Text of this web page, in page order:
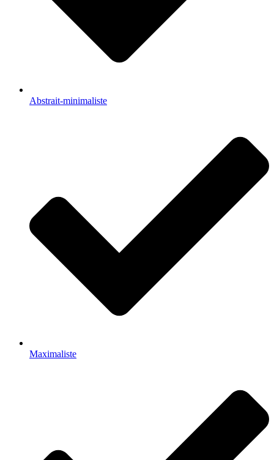
Abstrait-minimaliste
Maximaliste